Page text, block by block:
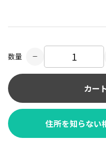
数量
カー
住所を知らない